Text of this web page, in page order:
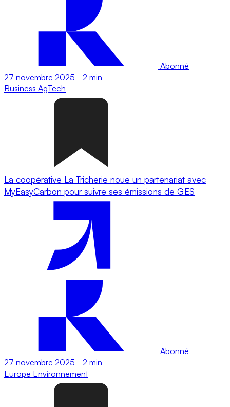
Abonné
27 novembre 2025 - 2 min
Business AgTech
La coopérative La Tricherie noue un partenariat avec
MyEasyCarbon pour suivre ses émissions de GES
Abonné
27 novembre 2025 - 2 min
Europe Environnement